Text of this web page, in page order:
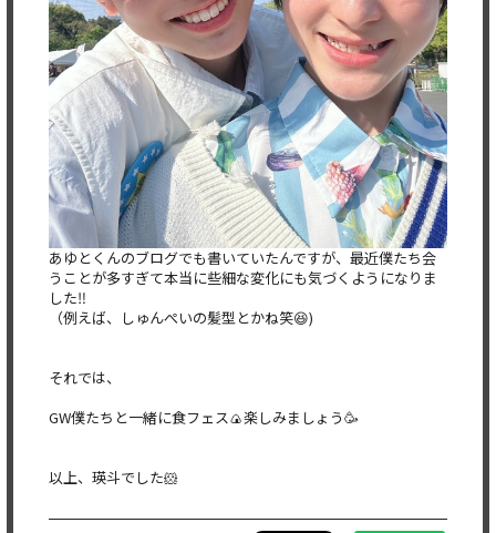
あゆとくんのブログでも書いていたんですが、最近僕たち会
うことが多すぎて本当に些細な変化にも気づくようになりま
した‼️
（例えば、しゅんぺいの髪型とかね笑😆)
それでは、
GW僕たちと一緒に食フェス🍙楽しみましょう🥳
以上、瑛斗でした🐹